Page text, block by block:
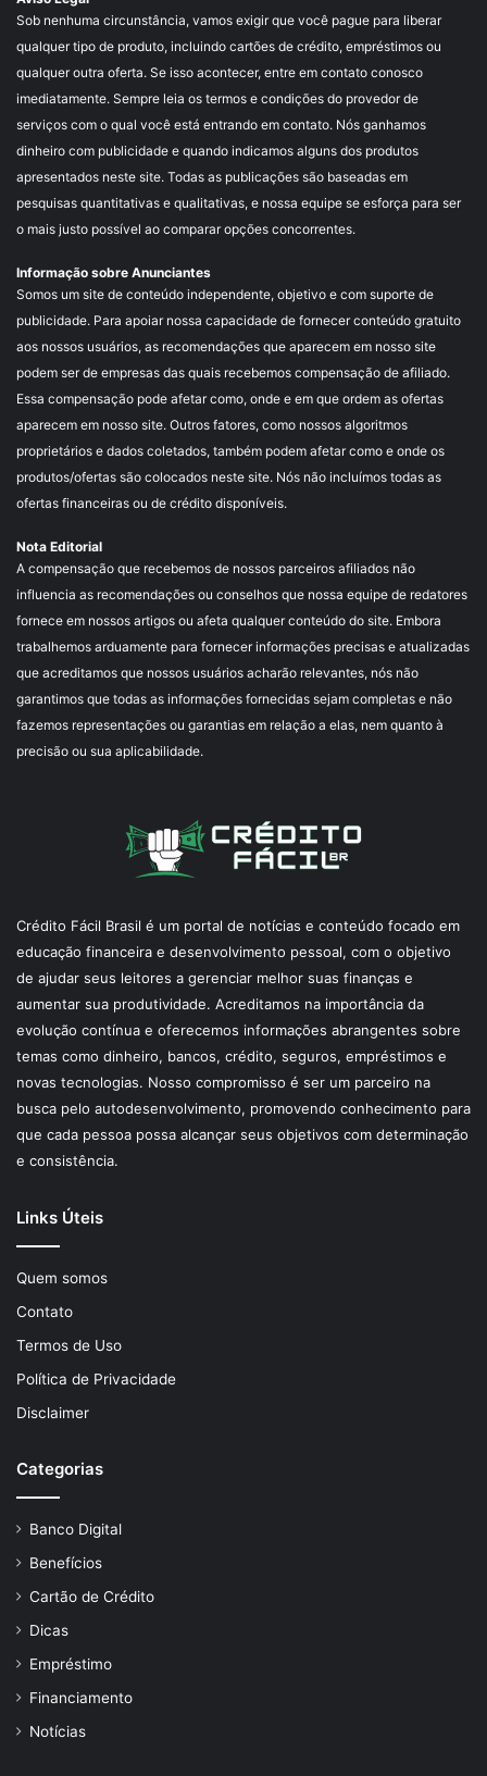
Sob nenhuma circunstância, vamos exigir que você pague para liberar
qualquer tipo de produto, incluindo cartões de crédito, empréstimos ou
qualquer outra oferta. Se isso acontecer, entre em contato conosco
imediatamente. Sempre leia os termos e condições do provedor de
serviços com o qual você está entrando em contato. Nós ganhamos
dinheiro com publicidade e quando indicamos alguns dos produtos
apresentados neste site. Todas as publicações são baseadas em
pesquisas quantitativas e qualitativas, e nossa equipe se esforça para ser
o mais justo possível ao comparar opções concorrentes.
Informação sobre Anunciantes
Somos um site de conteúdo independente, objetivo e com suporte de
publicidade. Para apoiar nossa capacidade de fornecer conteúdo gratuito
aos nossos usuários, as recomendações que aparecem em nosso site
podem ser de empresas das quais recebemos compensação de afiliado.
Essa compensação pode afetar como, onde e em que ordem as ofertas
aparecem em nosso site. Outros fatores, como nossos algoritmos
proprietários e dados coletados, também podem afetar como e onde os
produtos/ofertas são colocados neste site. Nós não incluímos todas as
ofertas financeiras ou de crédito disponíveis.
Nota Editorial
A compensação que recebemos de nossos parceiros afiliados não
influencia as recomendações ou conselhos que nossa equipe de redatores
fornece em nossos artigos ou afeta qualquer conteúdo do site. Embora
trabalhemos arduamente para fornecer informações precisas e atualizadas
que acreditamos que nossos usuários acharão relevantes, nós não
garantimos que todas as informações fornecidas sejam completas e não
fazemos representações ou garantias em relação a elas, nem quanto à
precisão ou sua aplicabilidade.
Crédito Fácil Brasil é um portal de notícias e conteúdo focado em
educação financeira e desenvolvimento pessoal, com o objetivo
de ajudar seus leitores a gerenciar melhor suas finanças e
aumentar sua produtividade. Acreditamos na importância da
evolução contínua e oferecemos informações abrangentes sobre
temas como dinheiro, bancos, crédito, seguros, empréstimos e
novas tecnologias. Nosso compromisso é ser um parceiro na
busca pelo autodesenvolvimento, promovendo conhecimento para
que cada pessoa possa alcançar seus objetivos com determinação
e consistência.
Links Úteis
Quem somos
Contato
Termos de Uso
Política de Privacidade
Disclaimer
Categorias
Banco Digital
Benefícios
Cartão de Crédito
Dicas
Empréstimo
Financiamento
Notícias